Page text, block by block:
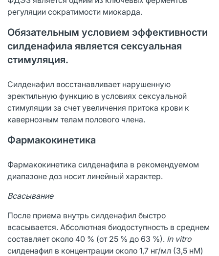
регуляции сократимости миокарда.
Обязательным условием эффективности
силденафила является сексуальная
стимуляция.
Силденафил восстанавливает нарушенную
эректильную функцию в условиях сексуальной
стимуляции за счет увеличения притока крови к
кавернозным телам полового члена.
Фармакокинетика
Фармакокинетика силденафила в рекомендуемом
диапазоне доз носит линейный характер.
Всасывание
После приема внутрь силденафил быстро
всасывается. Абсолютная биодоступность в среднем
составляет около 40 % (от 25 % до 63 %). In vitro
силденафил в концентрации около 1,7 нг/мл (3,5 нМ)